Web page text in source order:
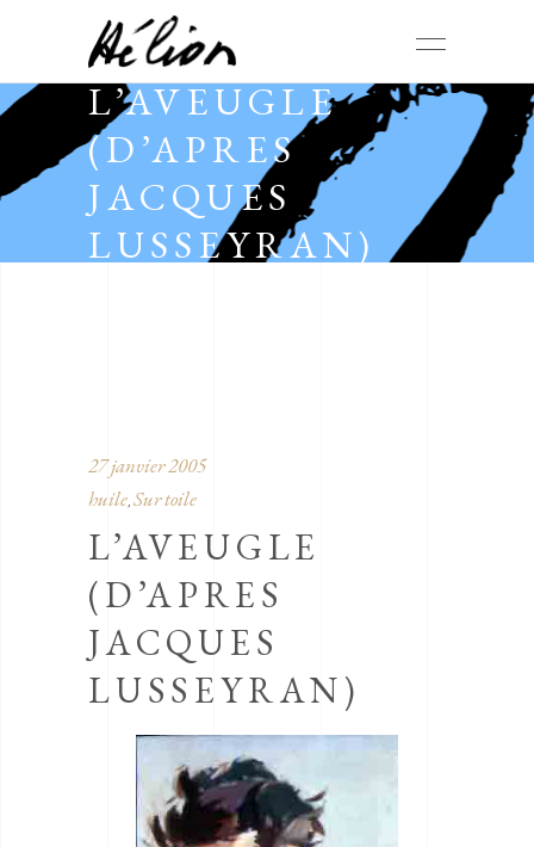
L’AVEUGLE
(D’APRES
JACQUES
LUSSEYRAN)
27 janvier 2005
huile, Sur toile
L’AVEUGLE
(D’APRES
JACQUES
LUSSEYRAN)